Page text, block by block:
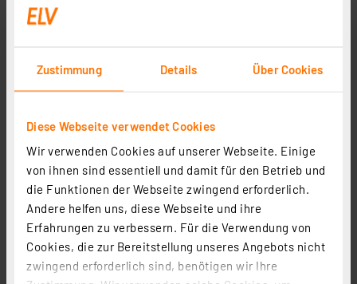
Zustimmung Details Über Cookies
Diese Webseite verwendet Cookies
Wir verwenden Cookies auf unserer Webseite. Einige
von ihnen sind essentiell und damit für den Betrieb und
die Funktionen der Webseite zwingend erforderlich.
Andere helfen uns, diese Webseite und ihre
Erfahrungen zu verbessern. Für die Verwendung von
Cookies, die zur Bereitstellung unseres Angebots nicht
zwingend erforderlich sind, benötigen wir Ihre
Vanish Solar-Maulwurfvertreiber MVT-2, Schallimpuls,
max. 700 m² Wirkungsbereich, Solarbetrieb, IP65
Artikel-Nr. 252722
2 3 4 5 (5)
7.73 CHF